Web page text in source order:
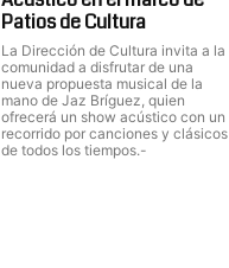
Patios de Cultura
La Dirección de Cultura invita a la
comunidad a disfrutar de una
nueva propuesta musical de la
mano de Jaz Bríguez, quien
ofrecerá un show acústico con un
recorrido por canciones y clásicos
de todos los tiempos.-